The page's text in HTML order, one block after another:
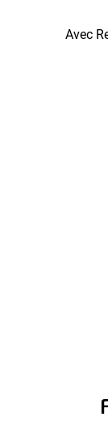
Avec